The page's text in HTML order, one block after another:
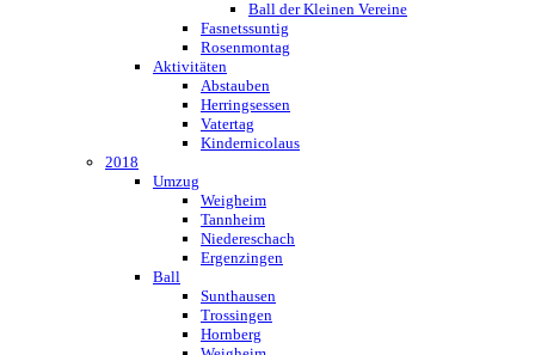
Ball der Kleinen Vereine
Fasnetssuntig
Rosenmontag
Aktivitäten
Abstauben
Herringsessen
Vatertag
Kindernicolaus
2018
Umzug
Weigheim
Tannheim
Niedereschach
Ergenzingen
Ball
Sunthausen
Trossingen
Hornberg